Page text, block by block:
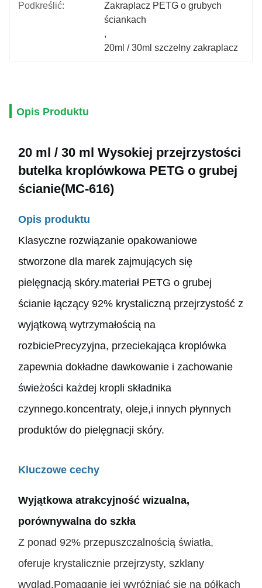
Podkreślić:
Zakraplacz PETG o grubych
ściankach
,
20ml / 30ml szczelny zakraplacz
Opis Produktu
20 ml / 30 ml Wysokiej przejrzystości
butelka kroplówkowa PETG o grubej
ścianie(MC-616)
Opis produktu
Klasyczne rozwiązanie opakowaniowe
stworzone dla marek zajmujących się
pielęgnacją skóry.materiał PETG o grubej
ścianie łączący 92% krystaliczną przejrzystość z
wyjątkową wytrzymałością na
rozbiciePrecyzyjna, przeciekająca kroplówka
zapewnia dokładne dawkowanie i zachowanie
świeżości każdej kropli składnika
czynnego.koncentraty, oleje,i innych płynnych
produktów do pielęgnacji skóry.
Kluczowe cechy
Wyjątkowa atrakcyjność wizualna,
porównywalna do szkła
Z ponad 92% przepuszczalnością światła,
oferuje krystalicznie przejrzysty, szklany
wygląd.Pomaganie jej wyróżniać się na półkach